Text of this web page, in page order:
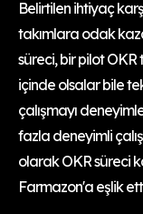
Belirtilen ihtiyaç
takımlara odak
süreci, bir pilot
içinde olsalar bile
çalışmayı
fazla deneyimli
olarak OKR süreci
Farmazon'a eşlik